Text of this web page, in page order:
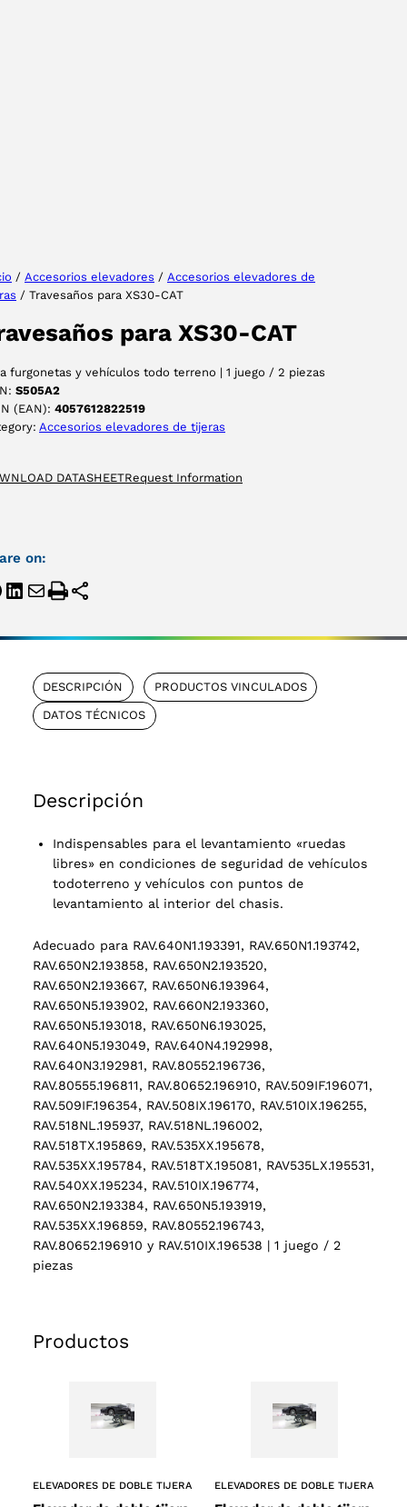
/ Accesorios elevadores / Accesorios elevadores de
/ Travesaños para XS30-CAT
para XS30-CAT
furgonetas y vehículos todo terreno | 1 juego / 2 piezas
S505A2
(EAN): 4057612822519
Accesorios elevadores de tijeras
DATASHEETRequest Information
on:
DESCRIPCIÓN PRODUCTOS VINCULADOS
DATOS TÉCNICOS
Descripción
Indispensables para el levantamiento «ruedas
libres» en condiciones de seguridad de vehículos
todoterreno y vehículos con puntos de
levantamiento al interior del chasis.
Adecuado para RAV.640N1.193391, RAV.650N1.193742,
RAV.650N2.193858, RAV.650N2.193520,
RAV.650N2.193667, RAV.650N6.193964,
RAV.650N5.193902, RAV.660N2.193360,
RAV.650N5.193018, RAV.650N6.193025,
RAV.640N5.193049, RAV.640N4.192998,
RAV.640N3.192981, RAV.80552.196736,
RAV.80555.196811, RAV.80652.196910, RAV.509IF.196071,
RAV.509IF.196354, RAV.508IX.196170, RAV.510IX.196255,
RAV.518NL.195937, RAV.518NL.196002,
RAV.518TX.195869, RAV.535XX.195678,
RAV.535XX.195784, RAV.518TX.195081, RAV535LX.195531,
RAV.540XX.195234, RAV.510IX.196774,
RAV.650N2.193384, RAV.650N5.193919,
RAV.535XX.196859, RAV.80552.196743,
RAV.80652.196910 y RAV.510IX.196538 | 1 juego / 2
piezas
Productos
ELEVADORES DE DOBLE TIJERA ELEVADORES DE DOBLE TIJERA
ACEPTAR